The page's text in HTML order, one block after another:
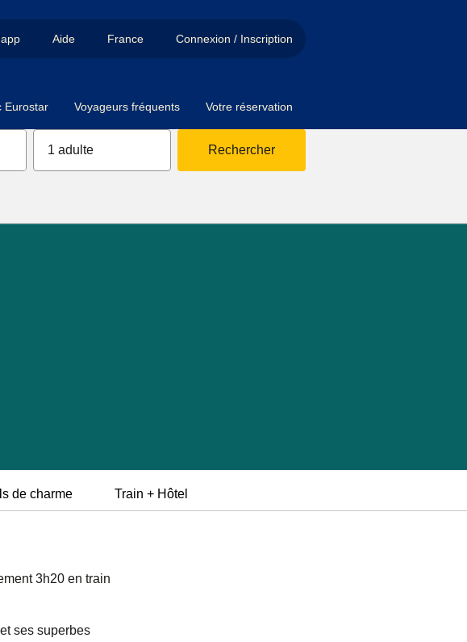
Aide France Connexion / Inscription
Eurostar Voyageurs fréquents Votre réservation
1 adulte Rechercher
de charme Train + Hôtel
3h20 en train
ses superbes